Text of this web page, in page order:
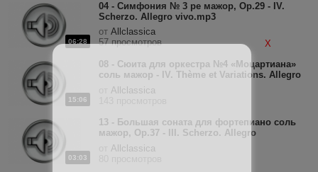
06:28
04 - Симфония № 3 ре мажор, Op.29 - IV.
Scherzo. Allegro vivo.mp3
от Allclassica
57 просмотров
15:06
08 - Сюита для оркестра №4 «Моцартиана»
соль мажор - IV. Thème et Variations. Allegro
giusto (Unser dummer Pöbel meint, K.455).mp3
Allclassica
03:03
13 - Большая соната для фортепиано соль
мажор, Op.37 - III. Scherzo. Allegro
giocoso.mp3
Allclassica
X